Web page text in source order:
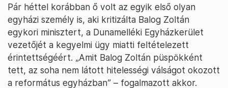
Pár héttel korábban ő volt az egyik első olyan
egyházi személy is, aki kritizálta Balog Zoltán
egykori minisztert, a Dunamelléki Egyházkerület
vezetőjét a kegyelmi ügy miatti feltételezett
érintettségéért. „Amit Balog Zoltán püspökként
tett, az soha nem látott hitelességi válságot okozott
a református egyházban” – fogalmazott akkor.